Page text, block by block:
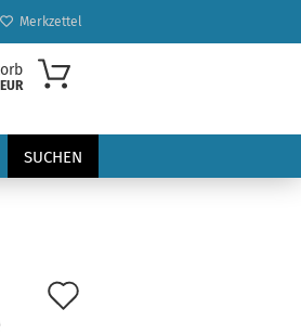
Merkzettel
SUCHEN